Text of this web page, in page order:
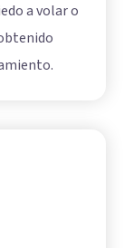
a volar o